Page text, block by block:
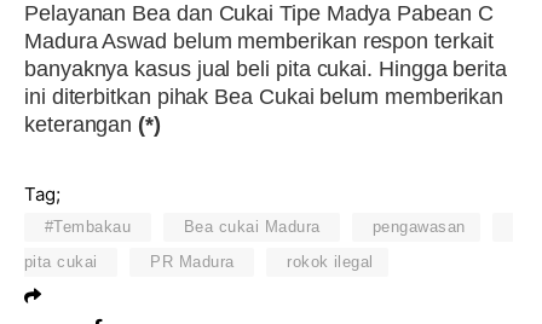
Pelayanan Bea dan Cukai Tipe Madya Pabean C
Madura Aswad belum memberikan respon terkait
banyaknya kasus jual beli pita cukai. Hingga berita
ini diterbitkan pihak Bea Cukai belum memberikan
keterangan (*)
Tag;
#Tembakau Bea cukai Madura
pengawasan
pita cukai
PR Madura rokok ilegal